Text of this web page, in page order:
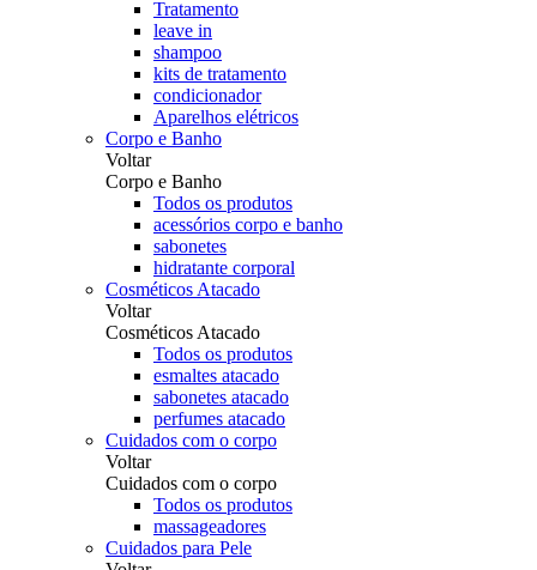
Tratamento
leave in
shampoo
kits de tratamento
condicionador
Aparelhos elétricos
Corpo e Banho
Voltar
Corpo e Banho
Todos os produtos
acessórios corpo e banho
sabonetes
hidratante corporal
Cosméticos Atacado
Voltar
Cosméticos Atacado
Todos os produtos
esmaltes atacado
sabonetes atacado
perfumes atacado
Cuidados com o corpo
Voltar
Cuidados com o corpo
Todos os produtos
massageadores
Cuidados para Pele